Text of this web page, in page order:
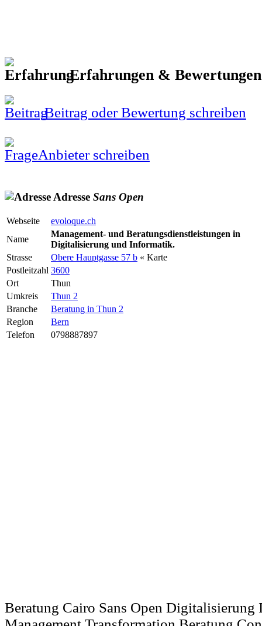
Erfahrungen &
Beitrag oder Bewertung schreiben
Anbieter schreiben
Adresse Sans Open
Webseite
evoloque.ch
Name
Management- und Beratungsdienstleistungen in
Digitalisierung und Informatik.
Strasse
Obere Hauptgasse 57 b « Karte
Postleitzahl 3600
Ort
Thun
Umkreis
Thun 2
Branche
Beratung in Thun 2
Region
Bern
Telefon
0798887897
Beratung Cairo Sans Open Digitalisierung